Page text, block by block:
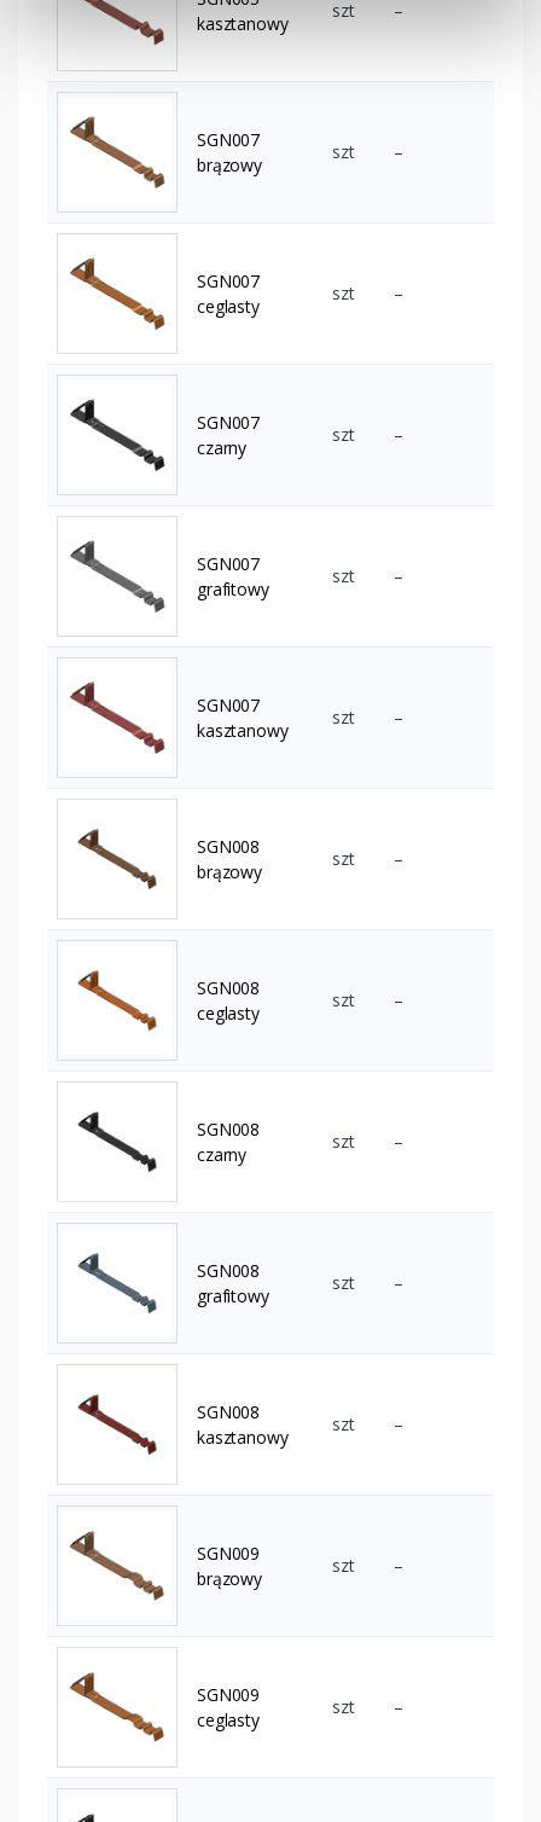
kasztanowy
szt –
SGN007
brązowy
szt –
SGN007
ceglasty
szt –
SGN007
czarny
szt –
SGN007
grafitowy
szt –
SGN007
kasztanowy
szt –
SGN008
brązowy
szt –
SGN008
ceglasty
szt –
SGN008
czarny
szt –
SGN008
grafitowy
szt –
SGN008
kasztanowy
szt –
SGN009
brązowy
szt –
SGN009
ceglasty
szt –